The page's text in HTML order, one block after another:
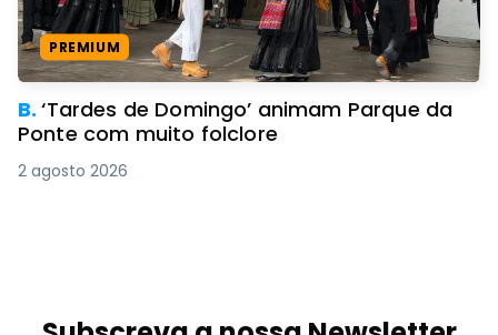
PREMIUM
B.‘Tardes de Domingo’ animam Parque da
Ponte com muito folclore
2 agosto 2026